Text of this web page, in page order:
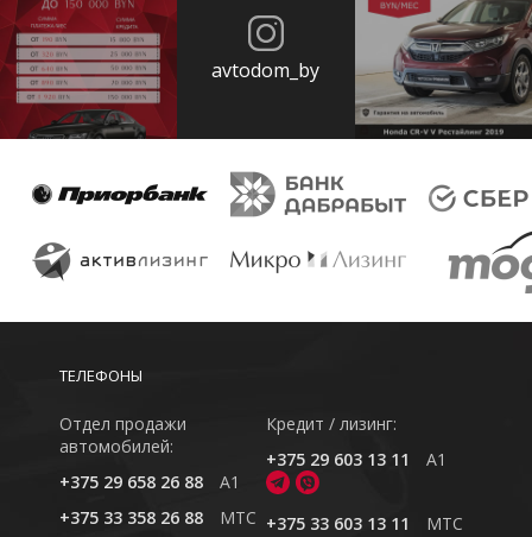
avtodom_by
ТЕЛЕФОНЫ
Отдел продажи
автомобилей:
+375 29 658 26 88
A1
+375 33 358 26 88
MTC
Кредит / лизинг:
+375 29 603 13 11
A1
+375 33 603 13 11
MTC